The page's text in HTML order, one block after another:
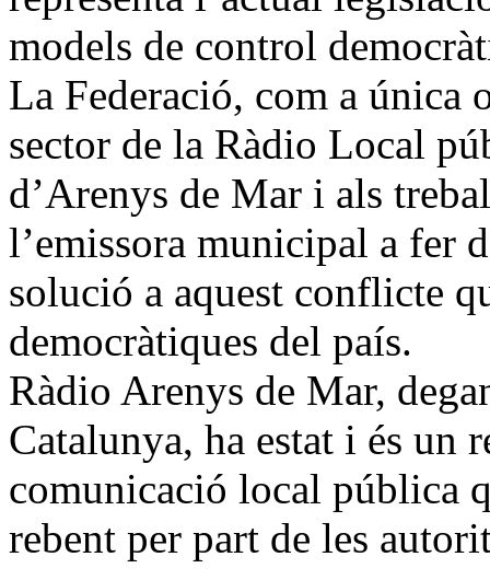
models de control
La Federació, com a única
sector de la Ràdio Local
d’Arenys de Mar i als
l’emissora municipal a fer
solució a aquest conflicte
democràtiques del país.
Ràdio Arenys de Mar,
Catalunya, ha estat i és un
comunicació local pública
rebent per part de les